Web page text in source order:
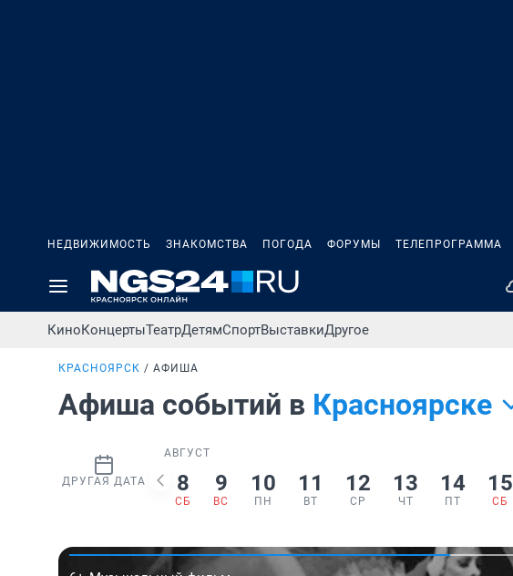
НЕДВИЖИМОСТЬ ЗНАКОМСТВА ПОГОДА ФОРУМЫ ТЕЛЕПРОГРАММА
КиноКонцертыТеатрДетямСпортВыставкиДругое
КРАСНОЯРСК АФИША
Афиша событий в Красноярске
ДРУГАЯ ДАТА
АВГУСТ
8
СБ
9
ВС
10
ПН
11
ВТ
12
СР
13
ЧТ
14
ПТ
15
СБ